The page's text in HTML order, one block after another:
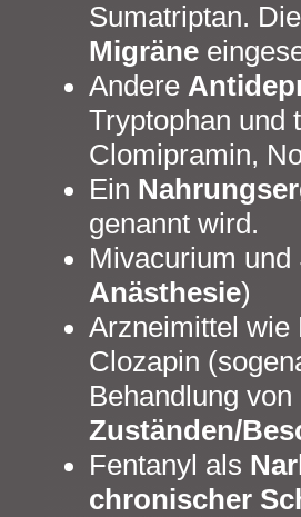
Sumatriptan.
Migräne
Andere
Tryptophan und
Clomipramin,
Ein
genannt wird.
Mivacurium
Anästhesie)
Arzneimittel wie
Clozapin
Behandlung
Zuständen/
Fentanyl als
chronischer